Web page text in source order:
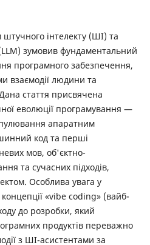
інтелекту (ШІ) та
зумовив фундаментальний
програмного забезпечення,
взаємодії людини та
стаття присвячена
еволюції програмування —
апаратним
код та перші
мов, об'єктно-
та сучасних підходів,
Особлива увага у
«vibe coding» (вайб-
до розробки, який
продуктів переважно
з ШІ-асистентами за